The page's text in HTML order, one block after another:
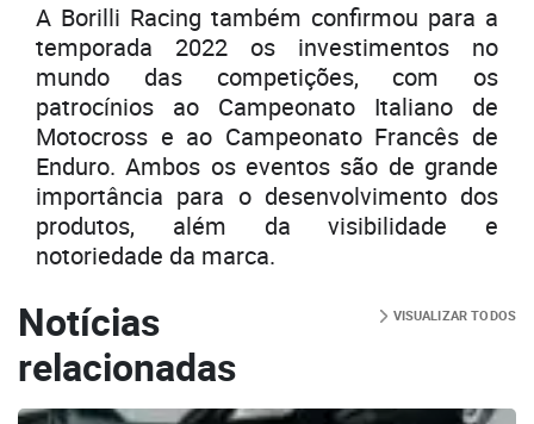
A Borilli Racing também confirmou para a
temporada 2022 os investimentos no
mundo das competições, com os
patrocínios ao Campeonato Italiano de
Motocross e ao Campeonato Francês de
Enduro. Ambos os eventos são de grande
importância para o desenvolvimento dos
produtos, além da visibilidade e
notoriedade da marca.
Notícias
relacionadas
VISUALIZAR TODOS